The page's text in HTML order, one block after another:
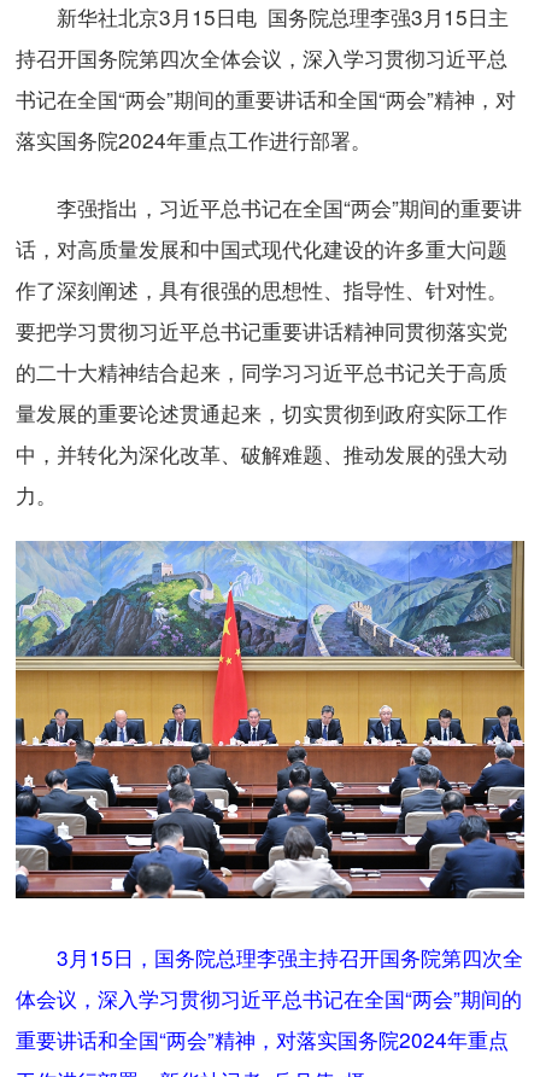
新华社北京3月15日电 国务院总理李强3月15日主
持召开国务院第四次全体会议，深入学习贯彻习近平总
书记在全国“两会”期间的重要讲话和全国“两会”精神，对
落实国务院2024年重点工作进行部署。
李强指出，习近平总书记在全国“两会”期间的重要讲
话，对高质量发展和中国式现代化建设的许多重大问题
作了深刻阐述，具有很强的思想性、指导性、针对性。
要把学习贯彻习近平总书记重要讲话精神同贯彻落实党
的二十大精神结合起来，同学习习近平总书记关于高质
量发展的重要论述贯通起来，切实贯彻到政府实际工作
中，并转化为深化改革、破解难题、推动发展的强大动
力。
3月15日，国务院总理李强主持召开国务院第四次全
体会议，深入学习贯彻习近平总书记在全国“两会”期间的
重要讲话和全国“两会”精神，对落实国务院2024年重点